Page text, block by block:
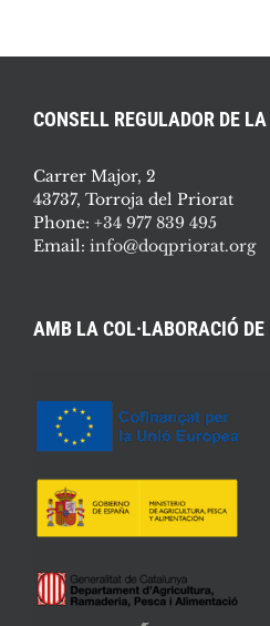
CONSELL REGULADOR DE
Carrer Major, 2
43737, Torroja del Priorat
Phone: +34 977 839 495
Email: info@doqpriorat.org
AMB LA COL·LABORACIÓ DE